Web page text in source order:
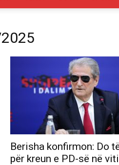
Berisha konfirmon: Do
për kreun e PD-së në